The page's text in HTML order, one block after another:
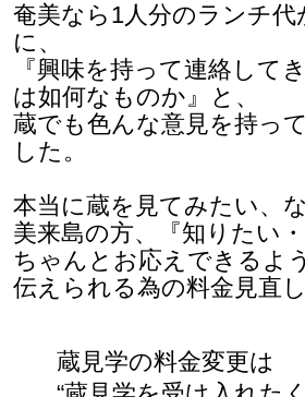
奄美なら1人分のランチ
に、
『興味を持って連絡して
は如何なものか』と、
蔵でも色んな意見を持っ
した。
本当に蔵を見てみたい、
美来島の方、『知りたい
ちゃんとお応えできるよ
伝えられる為の料金見直
蔵見学の料金変更は